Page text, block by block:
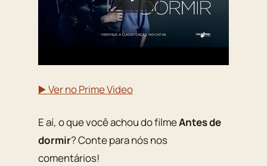
▶️ Ver no Prime Video
E aí, o que você achou do filmeAntes de
dormir? Conte para nós nos
comentários!